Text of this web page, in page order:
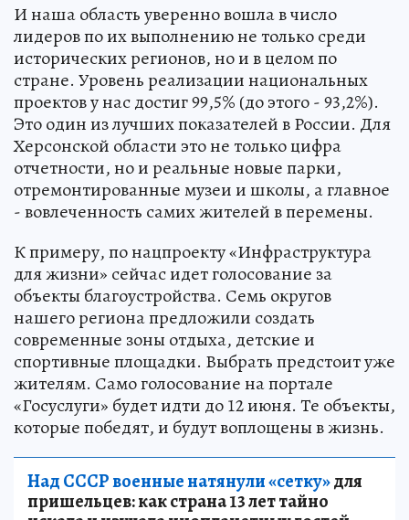
И наша область уверенно вошла в число
лидеров по их выполнению не только среди
исторических регионов, но и в целом по
стране. Уровень реализации национальных
проектов у нас достиг 99,5% (до этого - 93,2%).
Это один из лучших показателей в России. Для
Херсонской области это не только цифра
отчетности, но и реальные новые парки,
отремонтированные музеи и школы, а главное
- вовлеченность самих жителей в перемены.
К примеру, по нацпроекту «Инфраструктура
для жизни» сейчас идет голосование за
объекты благоустройства. Семь округов
нашего региона предложили создать
современные зоны отдыха, детские и
спортивные площадки. Выбрать предстоит уже
жителям. Само голосование на портале
«Госуслуги» будет идти до 12 июня. Те объекты,
которые победят, и будут воплощены в жизнь.
Над СССР военные натянули «сетку»для
пришельцев: как страна 13 лет тайно